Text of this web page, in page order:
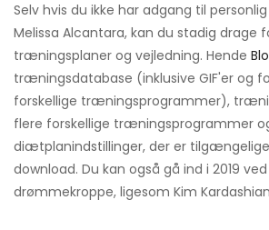
Selv hvis du ikke har adgang til
Melissa Alcantara, kan du stadig drage
træningsplaner og vejledning. Hende
træningsdatabase (inklusive GIF'er og
forskellige træningsprogrammer),
flere forskellige træningsprogrammer
diætplanindstillinger, der er
download. Du kan også gå ind i 2019
drømmekroppe, ligesom Kim